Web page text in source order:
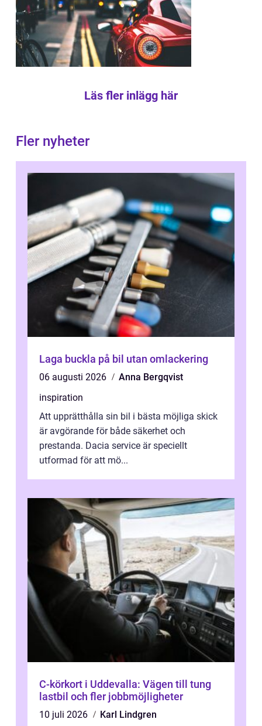
Läs fler inlägg här
Fler nyheter
Laga buckla på bil utan omlackering
06 augusti 2026
Anna Bergqvist
inspiration
Att upprätthålla sin bil i bästa möjliga skick
är avgörande för både säkerhet och
prestanda. Dacia service är speciellt
utformad för att mö...
C-körkort i Uddevalla: Vägen till tung
lastbil och fler jobbmöjligheter
10 juli 2026 Karl Lindgren